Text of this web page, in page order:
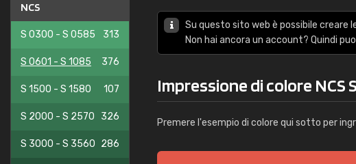
NCS
S 0300 - S 0585 313
S 0601 - S 1085 376
S 1500 - S 1580 107
S 2000 - S 2570 326
S 3000 - S 3560 286
Su questo sito web è possibile creare
Non hai ancora un account? Quindi
Impressione di colore NCS
Premere l'esempio di colore qui sotto per